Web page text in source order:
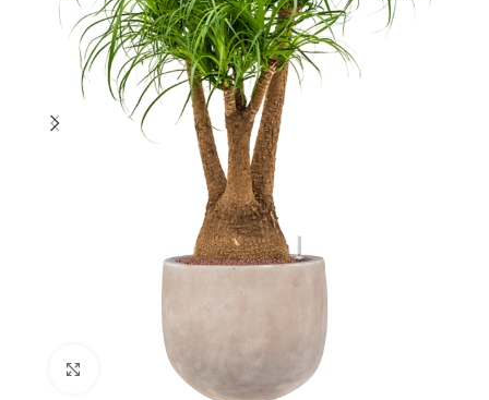
Klik om te vergroten